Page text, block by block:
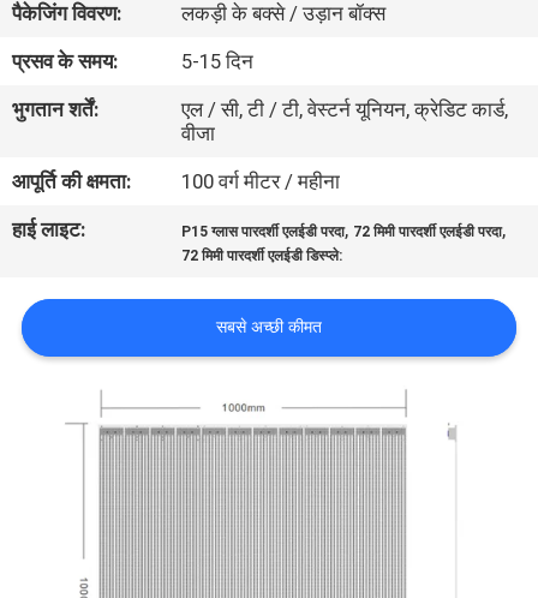
कारखाना
भ्रमण
नियंत्रण
करें
पैकेजिंग विवरण:
लकड़ी के बक्से / उड़ान बॉक्स
प्रसव के समय:
5-15 दिन
भुगतान शर्तें:
एल / सी, टी / टी, वेस्टर्न यूनियन, क्रेडिट कार्ड,
वीजा
आपूर्ति की क्षमता:
100 वर्ग मीटर / महीना
हाई लाइट:
P15 ग्लास पारदर्शी एलईडी परदा, 72 मिमी पारदर्शी एलईडी परदा,
72 मिमी पारदर्शी एलईडी डिस्प्ले:
सबसे अच्छी कीमत